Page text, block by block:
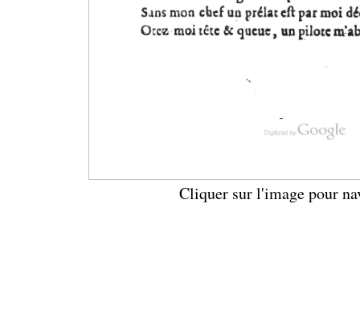
Cliquer sur l'image pour